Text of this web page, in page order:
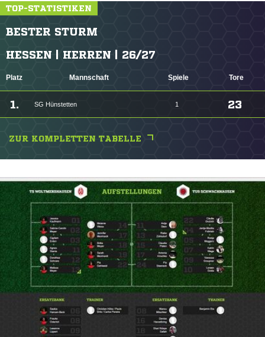
TOP-STATISTIKEN
BESTER STURM
HESSEN | HERREN | 26/27
Platz Mannschaft Spiele Tore
1. SG Hünstetten 1 23
ZUR KOMPLETTEN TABELLE